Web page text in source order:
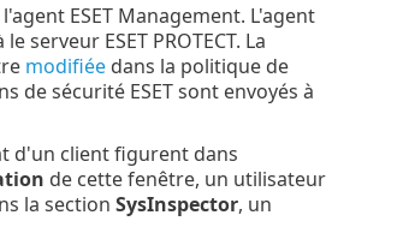
ESET Management. L'agent
ESET PROTECT. La
modifiéedans la politique de
de sécurité ESET sont envoyés à
d'un client figurent dans
de cette fenêtre, un utilisateur
la section SysInspector, un